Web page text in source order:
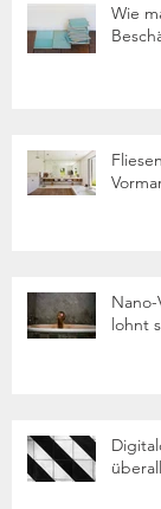
Wie
lohnt
überall